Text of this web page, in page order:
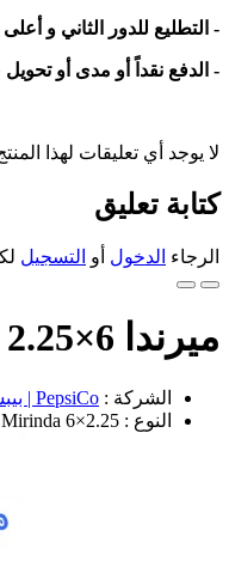
- التطليع للدور الثاني و
- الدفع نقداً أو مدى أو
لا يوجد أي تعليقات لهذا
كتابة تعليق
الرجاء الدخول أو التسجيل
ميرندا 6×2.25 لتر
الشركة : PepsiCo | بيبسيكو
النوع : Mirinda 6×2.25